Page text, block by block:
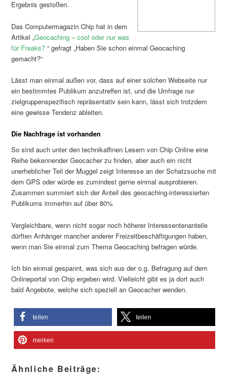
Ergebnis gestoßen.
Das Computermagazin Chip hat in dem
Artikel „Geocaching – cool oder nur was
für Freaks? “ gefragt „Haben Sie schon einmal Geocaching
gemacht?“
Lässt man einmal außen vor, dass auf einer solchen Webseite nur
ein bestimmtes Publikum anzutreffen ist, und die Umfrage nur
zielgruppenspezifisch repräsentativ sein kann, lässt sich trotzdem
eine gewisse Tendenz ableiten.
Die Nachfrage ist vorhanden
So sind auch unter den technikaffinen Lesern von Chip Online eine
Reihe bekennender Geocacher zu finden, aber auch ein nicht
unerheblicher Teil der Muggel zeigt Interesse an der Schatzsuche mit
dem GPS oder würde es zumindest gerne einmal ausprobieren.
Zusammen summiert sich der Anteil des geocaching-interessierten
Publikums immerhin auf über 80%
Vergleichbare, wenn nicht sogar noch höherer Interessentenanteile
dürften Anhänger mancher anderer Freizeitbeschäftigungen haben,
wenn man Sie einmal zum Thema Geocaching befragen würde.
Ich bin einmal gespannt, was sich aus der o.g. Befragung auf dem
Onlineportal von Chip ergeben wird. Vielleicht gibt es ja dort auch
bald Angebote, welche sich speziell an Geocacher wenden.
teilen teilen
merken
Ähnliche Beiträge: